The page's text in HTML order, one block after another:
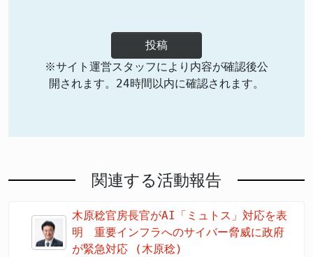
投稿
※サイト運営スタッフにより内容が確認後公
開されます。24時間以内に確認されます。
関連する活動報告
木原稔官房長官がAI「ミュトス」対応を表
明 重要インフラへのサイバー脅威に政府
が緊急対応 (木原稔)